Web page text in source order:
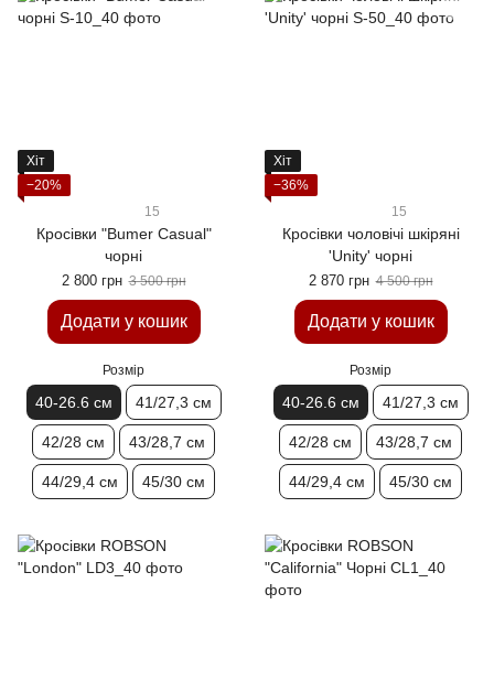
Хіт
−20%
15
Кросівки "Bumer Casual"
чорні
2 800 грн 3 500 грн
Додати у кошик
Розмір
40-26.6 см 41/27,3 см
42/28 см 43/28,7 см
44/29,4 см 45/30 см
Хіт
−36%
15
Кросівки чоловічі шкіряні
'Unity' чорні
2 870 грн 4 500 грн
Додати у кошик
Розмір
40-26.6 см 41/27,3 см
42/28 см 43/28,7 см
44/29,4 см 45/30 см